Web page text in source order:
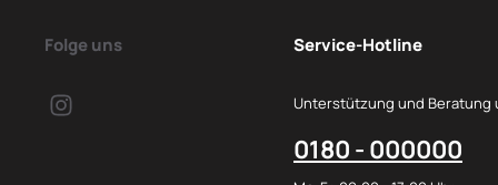
Folge uns Service-Hotline
Unterstützung und Beratung
0180 - 000000